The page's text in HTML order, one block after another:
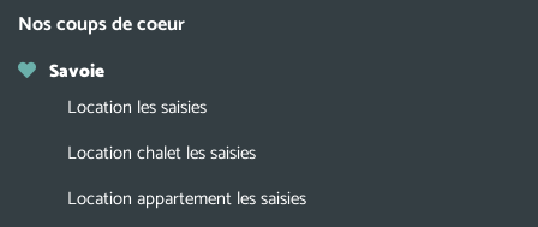
Nos coups de coeur
Savoie
Location les saisies
Location chalet les saisies
Location appartement les saisies